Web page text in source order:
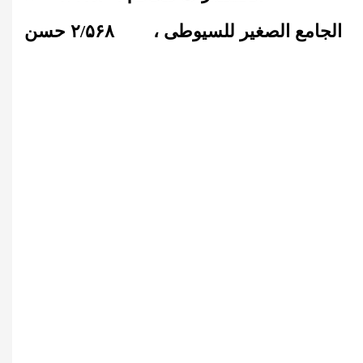
الجامع الصغیر للسیوطی ، /۵۶۸ حسن